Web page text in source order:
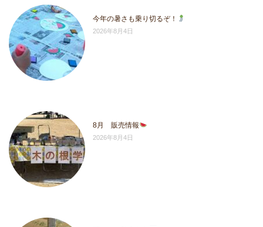
今年の暑さも乗り切るぞ！
2026年8月4日
8月 販売情報
2026年8月4日